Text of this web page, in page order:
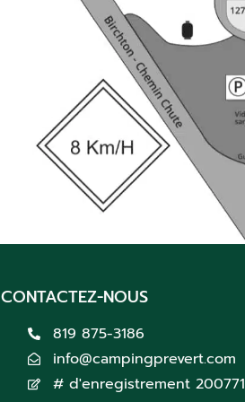
CONTACTEZ-NOUS
819 875-3186
info@campingprevert.com
# d'enregistrement 200771